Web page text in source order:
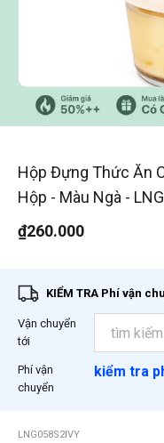
Hộp Đựng Thức Ăn
Hộp - Màu Ngà -
₫260.000
KIỂM TRA Phí vận
Vận chuyển
tới
Phí vận
chuyển
kiểm tra
LNG058S2IVY